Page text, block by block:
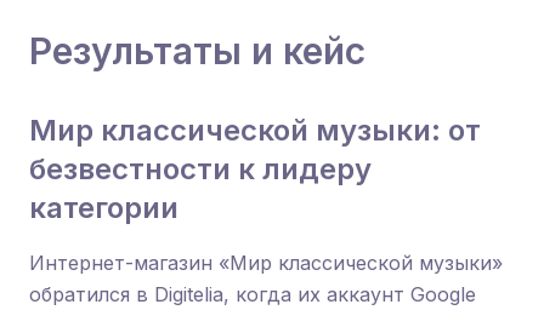
Результаты и кейс
Мир классической музыки: от
безвестности к лидеру
категории
Интернет-магазин «Мир классической музыки»
обратился в Digitelia, когда их аккаунт Google